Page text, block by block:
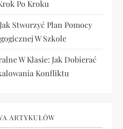
Po Kroku
Stworzyć Plan Pomocy
W Szkole
W Klasie: Jak Dobierać
Konfliktu
ARTYKUŁÓW